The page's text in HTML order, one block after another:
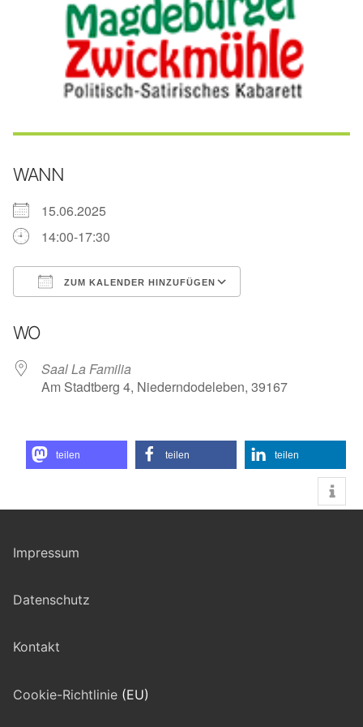
WANN
15.06.2025
14:00-17:30
ZUM KALENDER HINZUFÜGEN
WO
Saal La Familia
Am Stadtberg 4, Niederndodeleben, 39167
teilen teilen teilen
Impressum
Datenschutz
Kontakt
Cookie-Richtlinie (EU)